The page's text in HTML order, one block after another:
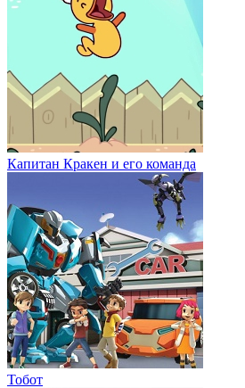
Капитан Кракен и его команда
Тобот